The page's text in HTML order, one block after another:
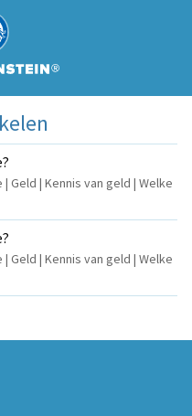
Geld | Kennis van geld | Welke
Geld | Kennis van geld | Welke